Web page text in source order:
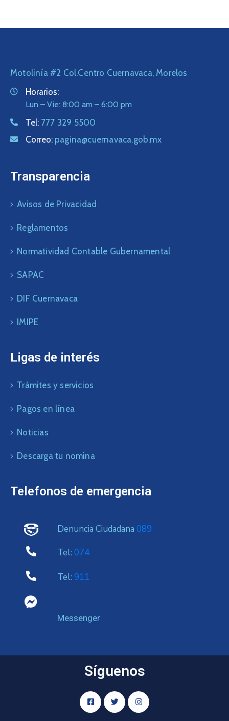
Motolinía #2 Col.Centro Cuernavaca, Morelos
Horarios:
Lun – Vie: 8:00 am – 6:00 pm
Tel: 777 329 5500
Correo: pagina@cuernavaca.gob.mx
Transparencia
Avisos de Privacidad
Reglamentos
Normatividad Contable Gubernamental
SAPAC
DIF Cuernavaca
IMIPE
Ligas de interés
Trámites y servicios
Pagos en línea
Noticias
Descarga tu nomina
Telefonos de emergencia
Denuncia Ciudadana 089
Tel: 074
Tel: 911
Messenger
Síguenos